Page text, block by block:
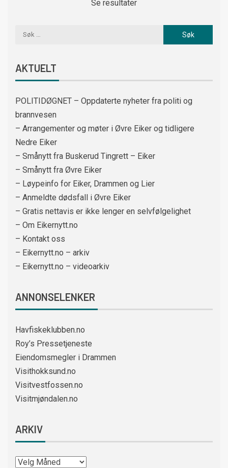
Se resultater
AKTUELT
POLITIDØGNET – Oppdaterte nyheter fra politi og
brannvesen
– Arrangementer og møter i Øvre Eiker og tidligere
Nedre Eiker
– Smånytt fra Buskerud Tingrett – Eiker
– Smånytt fra Øvre Eiker
– Løypeinfo for Eiker, Drammen og Lier
– Anmeldte dødsfall i Øvre Eiker
– Gratis nettavis er ikke lenger en selvfølgelighet
– Om Eikernytt.no
– Kontakt oss
– Eikernytt.no – arkiv
– Eikernytt.no – videoarkiv
ANNONSELENKER
Havfiskeklubben.no
Roy’s Pressetjeneste
Eiendomsmegler i Drammen
Visithokksund.no
Visitvestfossen.no
Visitmjøndalen.no
ARKIV